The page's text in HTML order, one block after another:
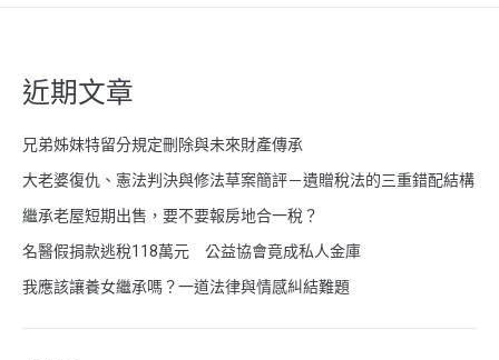
近期文章
兄弟姊妹特留分規定刪除與未來財產傳承
大老婆復仇、憲法判決與修法草案簡評－遺贈稅法的三重錯配結構
繼承老屋短期出售，要不要報房地合一稅？
名醫假捐款逃稅118萬元 公益協會竟成私人金庫
我應該讓養女繼承嗎？一道法律與情感糾結難題